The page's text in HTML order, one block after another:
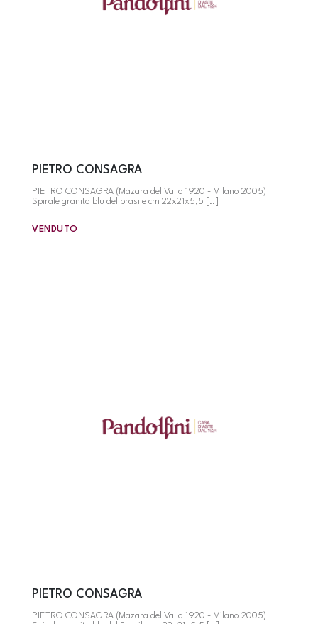
PIETRO CONSAGRA
PIETRO CONSAGRA (Mazara del Vallo 1920 - Milano 2005)
Spirale granito blu del brasile cm 22x21x5,5 [..]
VENDUTO
PIETRO CONSAGRA
PIETRO CONSAGRA (Mazara del Vallo 1920 - Milano 2005)